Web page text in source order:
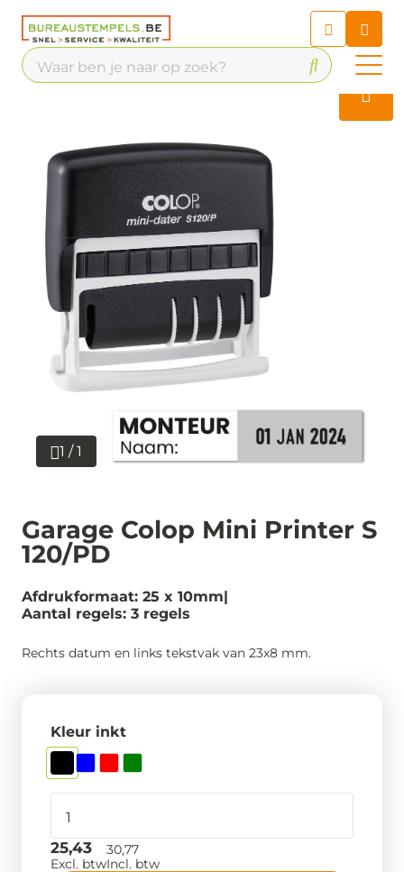
Chat 24/7 met onze chatbot
voor hulp
Contact
1 / 1
Garage Colop Mini Printer S
120/PD
Afdrukformaat: 25 x 10mm
Aantal regels: 3 regels
Rechts datum en links tekstvak van 23x8 mm.
Kleur inkt
25,43
Excl. btw
30,77
Incl. btw